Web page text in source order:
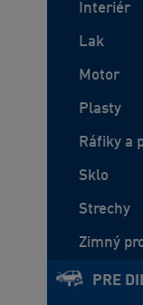
Interiér
Lak
Motor
Plasty
Ráfiky a
Sklo
Strechy
Zimný
PRE